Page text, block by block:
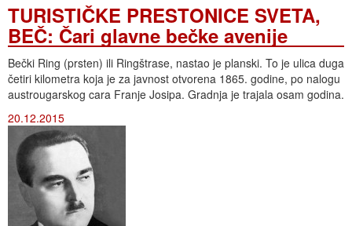
TURISTIČKE PRESTONICE SVETA,
BEČ: Čari glavne bečke avenije
Bečki Ring (prsten) ili Ringštrase, nastao je planski. To je ulica duga
četiri kilometra koja je za javnost otvorena 1865. godine, po nalogu
austrougarskog cara Franje Josipa. Gradnja je trajala osam godina.
20.12.2015